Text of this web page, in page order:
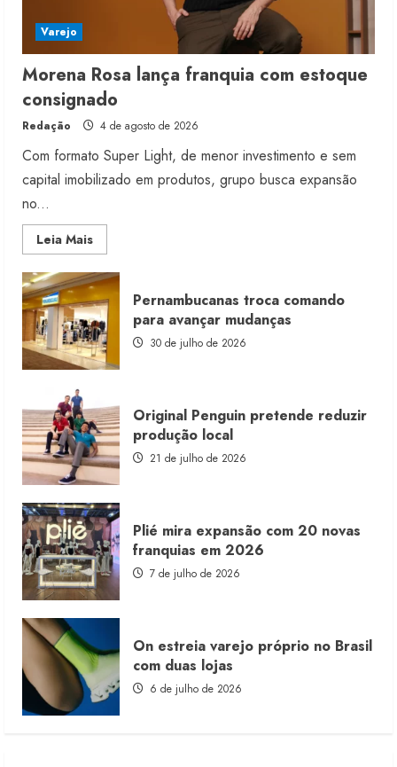
Varejo
Morena Rosa lança franquia com estoque
consignado
Redação 4 de agosto de 2026
Com formato Super Light, de menor investimento e sem
capital imobilizado em produtos, grupo busca expansão
no...
Leia MaisRead
more
Morena
Rosa
lança
franquia
com
estoque
consignado
Pernambucanas troca comando
para avançar mudanças
30 de julho de 2026
Original Penguin pretende reduzir
produção local
21 de julho de 2026
Plié mira expansão com 20 novas
franquias em 2026
7 de julho de 2026
On estreia varejo próprio no Brasil
com duas lojas
6 de julho de 2026